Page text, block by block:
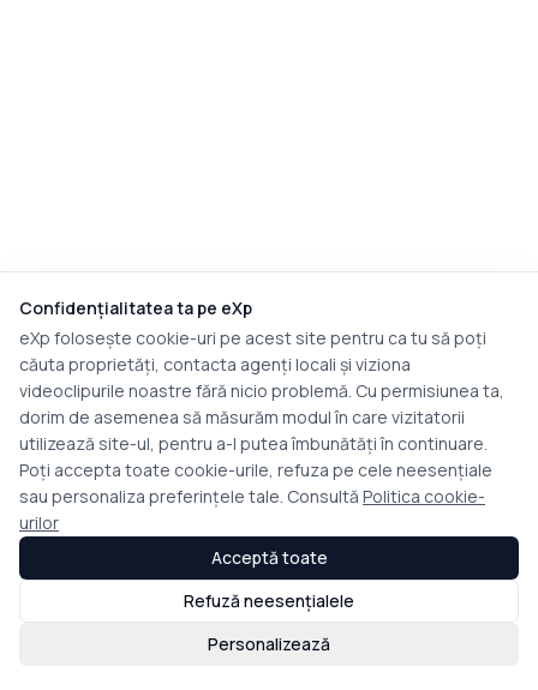
Confidențialitatea ta pe eXp
eXp folosește cookie-uri pe acest site pentru ca tu să poți
căuta proprietăți, contacta agenți locali și viziona
videoclipurile noastre fără nicio problemă. Cu permisiunea ta,
dorim de asemenea să măsurăm modul în care vizitatorii
utilizează site-ul, pentru a-l putea îmbunătăți în continuare.
Poți accepta toate cookie-urile, refuza pe cele neesențiale
sau personaliza preferințele tale. Consultă Politica cookie-
urilor
Personalizează
Refuză neesențialele
Acceptă toate